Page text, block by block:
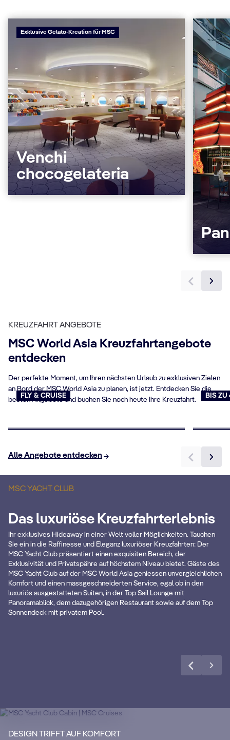
Exklusive Gelato-Kreation für MSC
Venchi
chocogelateria
KREUZFAHRT ANGEBOTE
MSC World Asia Kreuzfahrtangebote
entdecken
Der perfekte Moment, um Ihren nächsten Urlaub zu exklusiven Zielen
an Bord der MSC World Asia zu planen, ist jetzt. Entdecken Sie die
besten Angebote und buchen Sie noch heute Ihre Kreuzfahrt.
FLY & CRUISE BIS ZU
Alle Angebote entdecken
MSC YACHT CLUB
Das luxuriöse Kreuzfahrterlebnis
Ihr exklusives Hideaway in einer Welt voller Möglichkeiten. Tauchen
Sie ein in die Raffinesse und Eleganz luxuriöser Kreuzfahrten: Der
MSC Yacht Club präsentiert einen exquisiten Bereich, der
Exklusivität und Privatspähre auf höchstem Niveau bietet. Gäste des
MSC Yacht Club auf der MSC World Asia geniessen unvergleichlichen
Komfort und einen massgeschneiderten Service, egal ob in den
luxuriös ausgestatteten Suiten, in der Top Sail Lounge mit
Panoramablick, dem dazugehörigen Restaurant sowie auf dem Top
Sonnendeck mit privatem Pool.
Private und exklusive
Bereiche
Exklusive Lounge, Restaurant,
Sonnendeck & Pool
DESIGN TRIFFT AUF KOMFORT
Geniessen Sie eine luxuriöse und
unvergessliche Kreuzfahrt mit unserem